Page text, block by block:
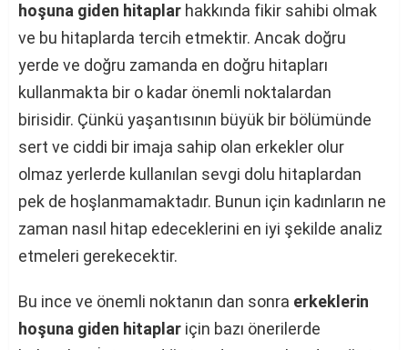
hoşuna giden hitaplar hakkında fikir sahibi olmak
ve bu hitaplarda tercih etmektir. Ancak doğru
yerde ve doğru zamanda en doğru hitapları
kullanmakta bir o kadar önemli noktalardan
birisidir. Çünkü yaşantısının büyük bir bölümünde
sert ve ciddi bir imaja sahip olan erkekler olur
olmaz yerlerde kullanılan sevgi dolu hitaplardan
pek de hoşlanmamaktadır. Bunun için kadınların ne
zaman nasıl hitap edeceklerini en iyi şekilde analiz
etmeleri gerekecektir.
Bu ince ve önemli noktanın dan sonra erkeklerin
hoşuna giden hitaplar için bazı önerilerde